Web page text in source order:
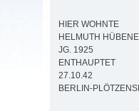
HIER WOHNTE
HELMUTH
JG. 1925
ENTHAUPTET
27.10.42
BERLIN-